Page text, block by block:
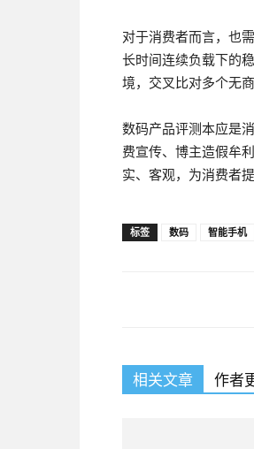
对于消费者而言，也
长时间连续负载下的
境，交叉比对多个无
数码产品评测本应是
费宣传、博主造假牟
实、客观，为消费者
标签 数码 智能手机
相关文章 作者